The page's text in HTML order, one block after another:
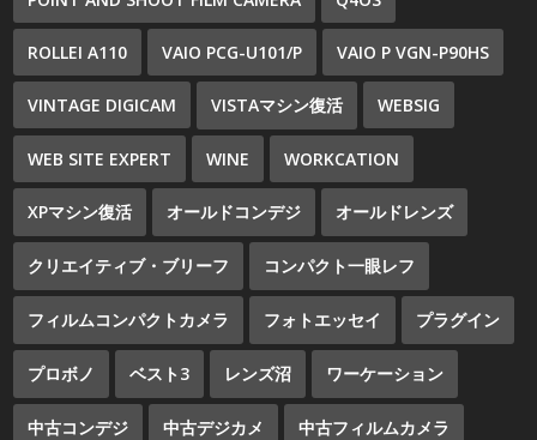
ROLLEI A110 VAIO PCG-U101/P VAIO P VGN-P90HS
VINTAGE DIGICAM VISTAマシン復活 WEBSIG
WEB SITE EXPERT WINE WORKCATION
XPマシン復活 オールドコンデジ オールドレンズ
クリエイティブ・ブリーフ コンパクト一眼レフ
フィルムコンパクトカメラ フォトエッセイ プラグイン
プロボノ ベスト3 レンズ沼 ワーケーション
中古コンデジ 中古デジカメ 中古フィルムカメラ